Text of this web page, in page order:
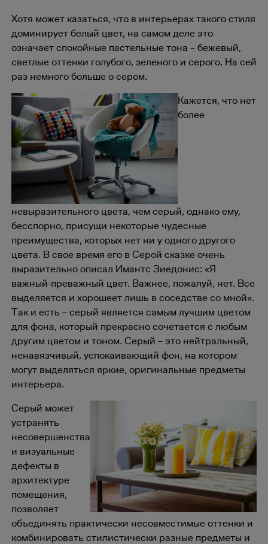
Хотя может казаться, что в интерьерах такого стиля
доминирует белый цвет, на самом деле это
означает спокойные пастельные тона – бежевый,
светлые оттенки голубого, зеленого и серого. На сей
раз немного больше о сером.
Кажется, что нет
более
невыразительного цвета, чем серый, однако ему,
бесспорно, присущи некоторые чудесные
преимущества, которых нет ни у одного другого
цвета. В свое время его в Серой сказке очень
выразительно описал Имантс Зиедонис: «Я
важный-преважный цвет. Важнее, пожалуй, нет. Все
выделяется и хорошеет лишь в соседстве со мной».
Так и есть – серый является самым лучшим цветом
для фона, который прекрасно сочетается с любым
другим цветом и тоном. Серый – это нейтральный,
ненавязчивый, успокаивающий фон, на котором
могут выделяться яркие, оригинальные предметы
интерьера.
Серый может
устранять
несовершенства
и визуальные
дефекты в
архитектуре
помещения,
позволяет
объединять практически несовместимые оттенки и
комбинировать стилистически разные предметы и